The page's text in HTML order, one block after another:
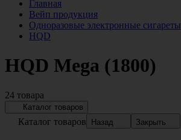
Главная
Вейп продукция
Одноразовые электронные сигареты
HQD
HQD Mega (1800)
24 товара
Каталог товаров
Каталог товаров Назад Закрыть